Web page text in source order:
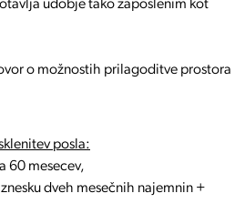
udobje tako zaposlenim kot
o možnostih prilagoditve prostora
posla:
60 mesecev,
dveh mesečnih najemnin +